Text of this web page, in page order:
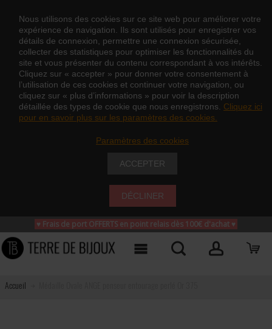
Nous utilisons des cookies sur ce site web pour améliorer votre
expérience de navigation. Ils sont utilisés pour enregistrer vos
détails de connexion, permettre une connexion sécurisée,
collecter des statistiques pour optimiser les fonctionnalités du
site et vous présenter du contenu correspondant à vos intérêts.
Cliquez sur « accepter » pour donner votre consentement à
l’utilisation de ces cookies et continuer votre navigation, ou
cliquez sur « plus d’informations » pour voir la description
détaillée des types de cookie que nous enregistrons. Cliquez ici
pour en savoir plus sur les paramètres des cookies.
Paramètres des cookies
ACCEPTER
DÉCLINER
♥ Frais de port OFFERTS en point relais dès 100€ d'achat ♥
Accueil